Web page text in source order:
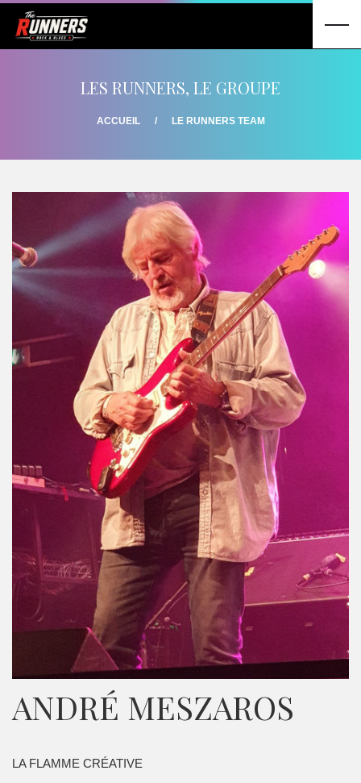
LES RUNNERS, LE GROUPE
ACCUEIL LE RUNNERS TEAM
ANDRÉ MESZAROS
LA FLAMME CRÉATIVE